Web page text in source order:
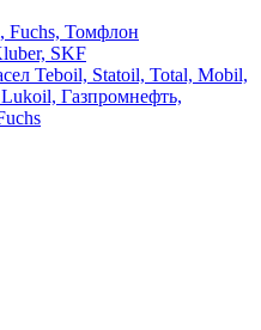
Fuchs, Томфлон
SKF
Teboil, Statoil, Total, Mobil,
Газпромнефть,